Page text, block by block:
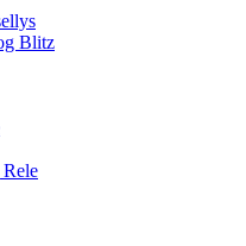
Blitz